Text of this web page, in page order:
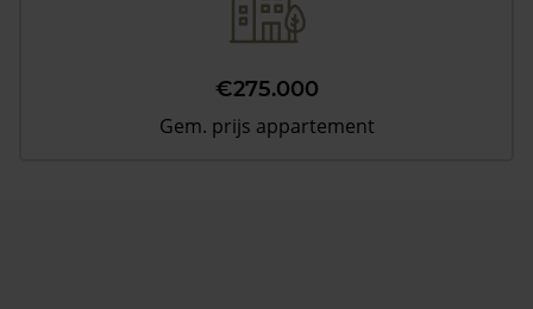
€275.000
Gem. prijs appartement